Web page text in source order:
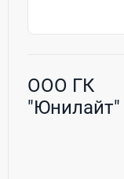
ООО ГК
"Юнилайт"